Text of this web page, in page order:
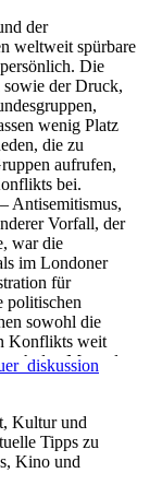
der
weltweit spürbare
Die
sowie der Druck,
wenig Platz
die zu
aufrufen,
bei.
Antisemitismus,
Vorfall, der
war die
im Londoner
für
politischen
sowohl die
Konflikts weit
den Mangel
zu
dass Pro-
schänden,
Holocaust-
Kultur und
Tipps zu
Kino und